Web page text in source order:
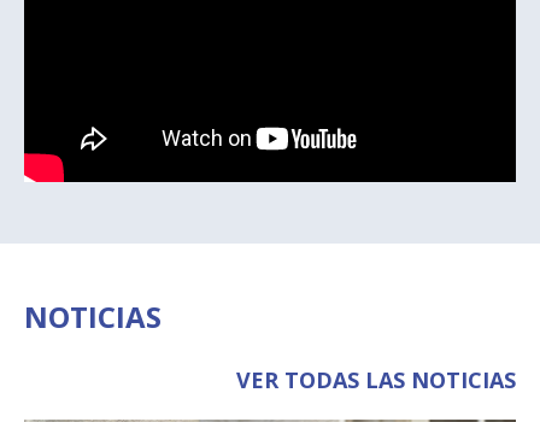
NOTICIAS
VER TODAS LAS NOTICIAS